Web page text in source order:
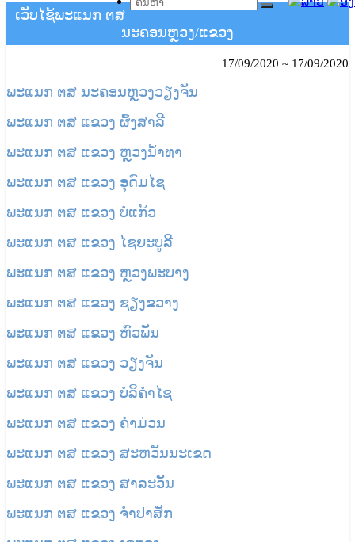
ເວັບໄຊ້ພະແນກ ຕສ
ນະຄອນຫຼວງ/ແຂວງ
17/09/2020 ~ 17/09/2020
ພະແນກ ຕສ ນະຄອນຫຼວງວຽງຈັນ
ພະແນກ ຕສ ແຂວງ ຜົ້ງສາລີ
ພະແນກ ຕສ ແຂວງ ຫຼວງນໍ້າທາ
ພະແນກ ຕສ ແຂວງ ອຸດົມໄຊ
ພະແນກ ຕສ ແຂວງ ບໍ່ແກ້ວ
ພະແນກ ຕສ ແຂວງ ໄຊຍະບູລີ
ພະແນກ ຕສ ແຂວງ ຫຼວງພະບາງ
ພະແນກ ຕສ ແຂວງ ຊຽງຂວາງ
ພະແນກ ຕສ ແຂວງ ຫົວພັນ
ພະແນກ ຕສ ແຂວງ ວຽງຈັນ
ພະແນກ ຕສ ແຂວງ ບໍລິຄໍາໄຊ
ພະແນກ ຕສ ແຂວງ ຄໍາມ່ວນ
ພະແນກ ຕສ ແຂວງ ສະຫວັນນະເຂດ
ພະແນກ ຕສ ແຂວງ ສາລະວັນ
ພະແນກ ຕສ ແຂວງ ຈໍາປາສັກ